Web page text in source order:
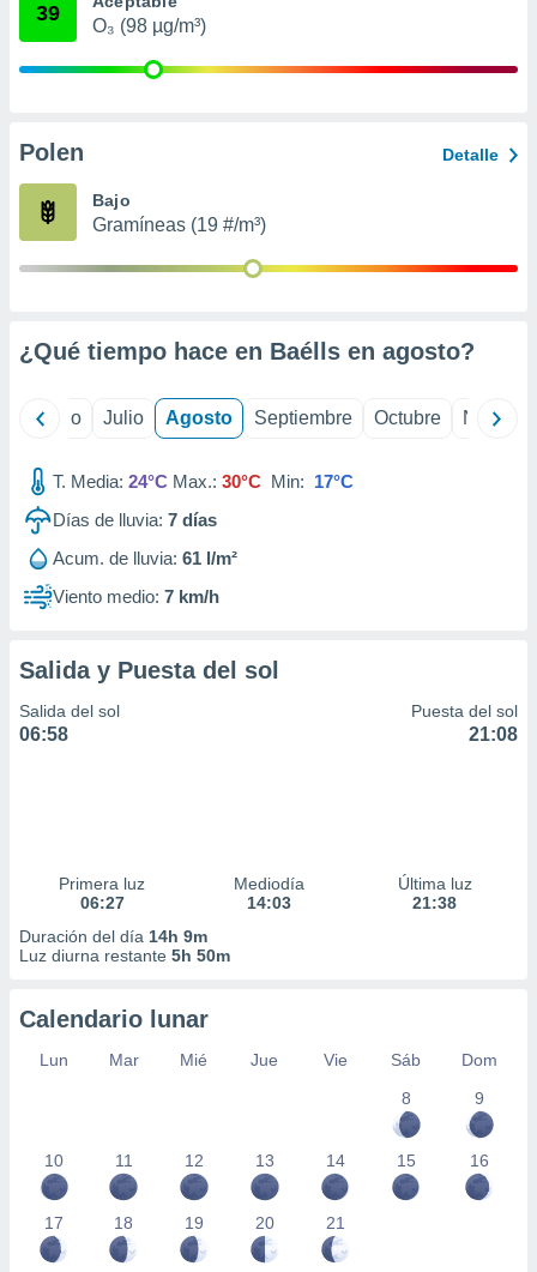
publicidad
de
1199
39
O₃ (98 µg/m³)
Polen Detalle
Bajo
Gramíneas (19 #/m³)
¿Qué tiempo hace en Baélls en agosto?
Junio Julio Agosto Septiembre Octubre
T. Media: 24°C Max.: 30°C Min: 17°C
Días de lluvia: 7 días
Acum. de lluvia: 61 l/m²
Viento medio: 7 km/h
Salida y Puesta del sol
Salida del sol
06:58
Puesta del sol
21:08
Primera luz
06:27
Mediodía
14:03
Última luz
21:38
Duración del día 14h 9m
Luz diurna restante 5h 50m
Calendario lunar
Lun Mar Mié Jue Vie Sáb
Dom
8
9
10 11 12 13 14 15 16
17 18 19 20 21